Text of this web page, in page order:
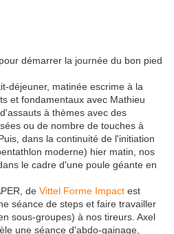
démarrer la journée du bon pied
déjeuner, matinée escrime à la
et fondamentaux avec Mathieu
à thèmes avec des
ou de nombre de touches à
dans la continuité de l'initiation
moderne) hier matin, nos
le cadre d'une poule géante en
de Vittel Forme Impact est
séance de steps et faire travailler
sous-groupes) à nos tireurs. Axel
une séance d'abdo-gainage,